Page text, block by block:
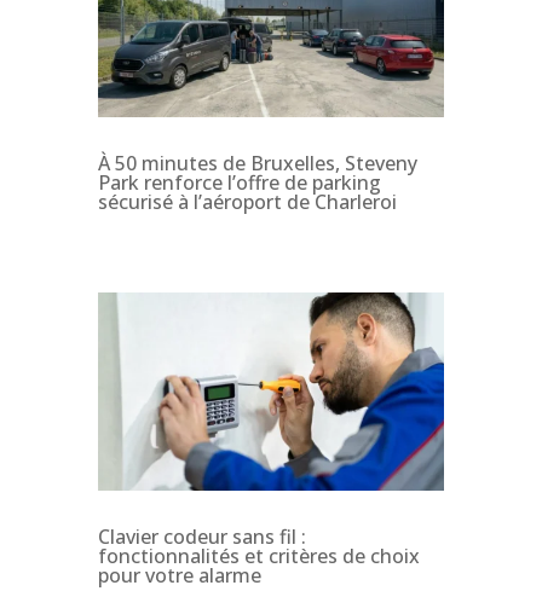
À 50 minutes de Bruxelles, Steveny
Park renforce l’offre de parking
sécurisé à l’aéroport de Charleroi
Clavier codeur sans fil :
fonctionnalités et critères de choix
pour votre alarme